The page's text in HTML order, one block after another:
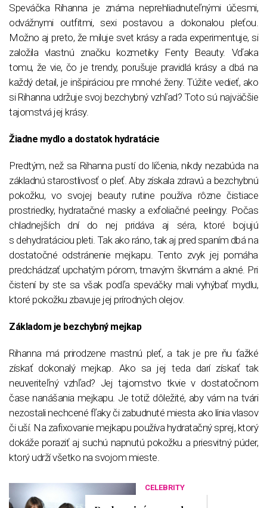
Speváčka Rihanna je známa neprehliadnuteľnými účesmi,
odvážnymi outfitmi, sexi postavou a dokonalou pleťou.
Možno aj preto, že miluje svet krásy a rada experimentuje, si
založila vlastnú značku kozmetiky Fenty Beauty. Vďaka
tomu, že vie, čo je trendy, porušuje pravidlá krásy a dbá na
každý detail, je inšpiráciou pre mnohé ženy. Túžite vedieť, ako
si Rihanna udržuje svoj bezchybný vzhľad? Toto sú najväčšie
tajomstvá jej krásy.
Žiadne mydlo a dostatok hydratácie
Predtým, než sa Rihanna pustí do líčenia, nikdy nezabúda na
základnú starostlivosť o pleť. Aby získala zdravú a bezchybnú
pokožku, vo svojej beauty rutine používa rôzne čistiace
prostriedky, hydratačné masky a exfoliačné peelingy. Počas
chladnejších dní do nej pridáva aj séra, ktoré bojujú
s dehydratáciou pleti. Tak ako ráno, tak aj pred spaním dbá na
dostatočné odstránenie mejkapu. Tento zvyk jej pomáha
predchádzať upchatým pórom, tmavým škvrnám a akné. Pri
čistení by ste sa však podľa speváčky mali vyhýbať mydlu,
ktoré pokožku zbavuje jej prírodných olejov.
Základom je bezchybný mejkap
Rihanna má prirodzene mastnú pleť, a tak je pre ňu ťažké
získať dokonalý mejkap. Ako sa jej teda darí získať tak
neuveriteľný vzhľad? Jej tajomstvo tkvie v dostatočnom
čase nanášania mejkapu. Je totiž dôležité, aby vám na tvári
nezostali nechcené fľaky či zabudnuté miesta ako línia vlasov
či uší. Na zafixovanie mejkapu používa hydratačný sprej, ktorý
dokáže poraziť aj suchú napnutú pokožku a priesvitný púder,
ktorý udrží všetko na svojom mieste.
CELEBRITY